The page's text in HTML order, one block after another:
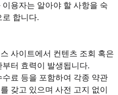
용자는 알아야 할 사항을 숙
로 합니다.
사이트에서 컨텐츠 조회 혹은
터 효력이 발생됩니다.
료 등을 포함하여 각종 약관
갖고 있으며 사전 고지 없이